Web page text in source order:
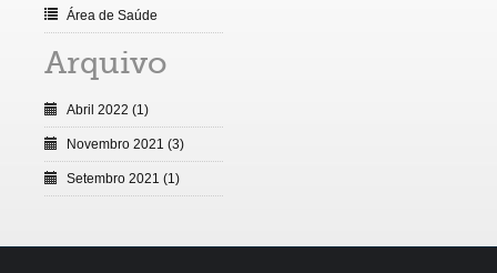
Área de Saúde
Arquivo
Abril 2022 (1)
Novembro 2021 (3)
Setembro 2021 (1)